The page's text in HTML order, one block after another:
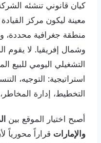
كيان قانوني تنشئه
معينة ليكون مركز
منطقة جغرافية محددة،
وشمال إفريقيا. لا يقوم
التشغيلي اليومي للبيع
استراتيجية: التوجيه،
التخطيط، إدارة
أصبح اختيار الموقع بين
والإمارات قراراً محورياً